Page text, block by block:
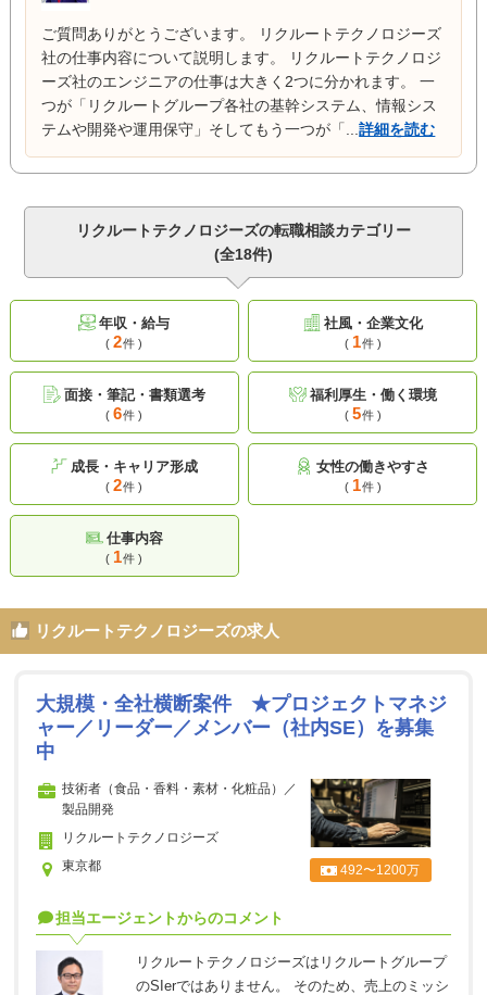
ご質問ありがとうございます。 リクルートテクノロジーズ
社の仕事内容について説明します。 リクルートテクノロジ
ーズ社のエンジニアの仕事は大きく2つに分かれます。 一
つが「リクルートグループ各社の基幹システム、情報シス
テムや開発や運用保守」そしてもう一つが「...詳細を読む
リクルートテクノロジーズの転職相談カテゴリー
(全18件)
年収・給与
(2件 )
社風・企業文化
( 1件 )
面接・筆記・書類選考
(6件 )
福利厚生・働く環境
( 5件 )
成長・キャリア形成
(2件 )
女性の働きやすさ
( 1件 )
仕事内容
( 1件 )
リクルートテクノロジーズの求人
大規模・全社横断案件 ★プロジェクトマネジ
ャー／リーダー／メンバー（社内SE）を募集
中
技術者（食品・香料・素材・化粧品）／
製品開発
リクルートテクノロジーズ
東京都
492〜1200万
担当エージェントからのコメント
リクルートテクノロジーズはリクルートグループ
のSIerではありません。 そのため、売上のミッシ